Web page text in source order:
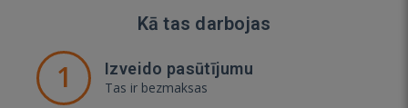
Kā tas darbojas
1 Izveido pasūtījumu
Tas ir bezmaksas